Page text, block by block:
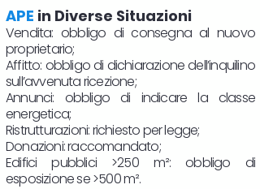
APE in Diverse Situazioni
Vendita: obbligo di consegna al nuovo
proprietario;
Affitto: obbligo di dichiarazione dell’inquilino
sull’avvenuta ricezione;
Annunci: obbligo di indicare la classe
energetica;
Ristrutturazioni: richiesto per legge;
Donazioni: raccomandato;
Edifici pubblici >250 m²: obbligo di
esposizione se >500 m².